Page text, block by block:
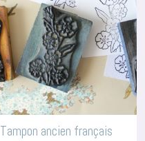
Tampon ancien français